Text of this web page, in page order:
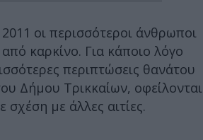
οι περισσότεροι άνθρωποι
καρκίνο. Για κάποιο λόγο
περιπτώσεις θανάτου
Δήμου Τρικκαίων, οφείλονται
σχέση με άλλες αιτίες.